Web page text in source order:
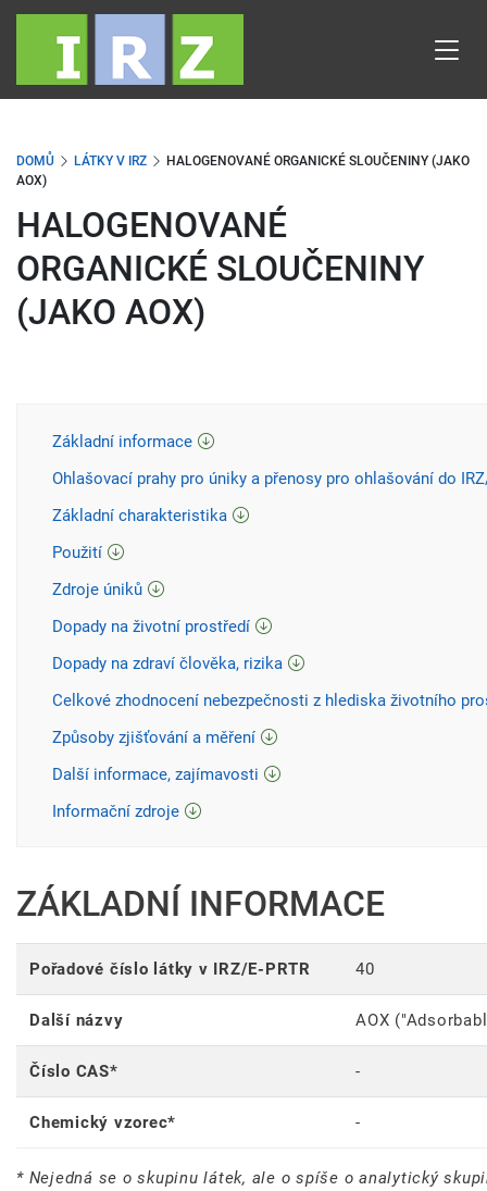
Přejít
obsahu
DOMŮ LÁTKY V IRZ
HALOGENOVANÉ ORGANICKÉ SLOUČENINY (JAKO
AOX)
HALOGENOVANÉ
ORGANICKÉ SLOUČENINY
(JAKO AOX)
Základní informace
Ohlašovací prahy pro úniky a přenosy pro ohlašování do
Základní charakteristika
Použití
Zdroje úniků
Dopady na životní prostředí
Dopady na zdraví člověka, rizika
Celkové zhodnocení nebezpečnosti z hlediska životního
Způsoby zjišťování a měření
Další informace, zajímavosti
Informační zdroje
ZÁKLADNÍ INFORMACE
Pořadové číslo látky v IRZ/E-PRTR 40
Další názvy AOX
Číslo CAS* -
Chemický vzorec* -
* Nejedná se o skupinu látek, ale o spíše o analytický